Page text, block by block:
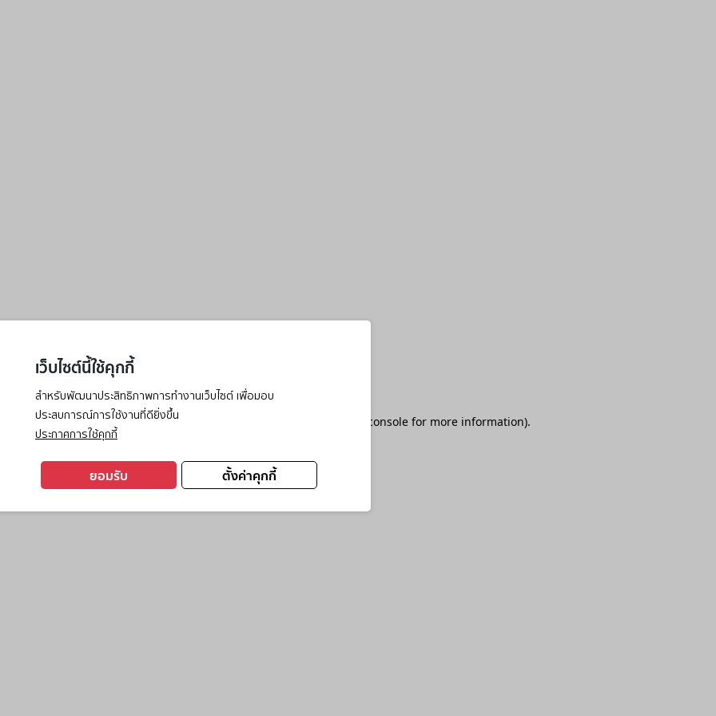
เว็บไซต์นี้ใช้คุกกี้
สำหรับพัฒนาประสิทธิภาพการทำงานเว็บไซต์ เพื่อมอบ
ประสบการณ์การใช้งานที่ดียิ่งขึ้น
ประกาศการใช้คุกกี้
ตั้งค่าคุกกี้
ยอมรับ
has occurred while loading browser console for more information).